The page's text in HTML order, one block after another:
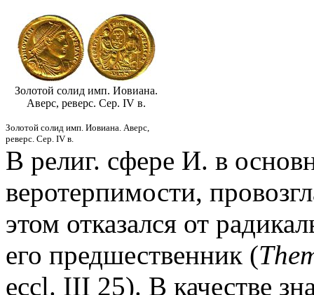
Золотой солид имп. Иовиана.
Аверс, реверс. Сер. IV в.
Золотой солид имп. Иовиана. Аверс,
реверс. Сер. IV в.
В религ. сфере И. в
веротерпимости,
этом отказался от
его предшественник (
eccl. III 25). В качестве